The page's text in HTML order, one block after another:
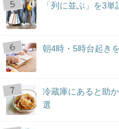
「列に並ぶ」を3
朝4時・5時台起き
冷蔵庫にあると助
選